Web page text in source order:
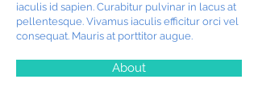
iaculis id sapien. Curabitur pulvinar in lacus at
pellentesque. Vivamus iaculis efficitur orci vel
consequat. Mauris at porttitor augue.
About